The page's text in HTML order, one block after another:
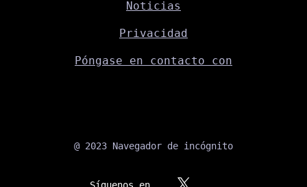
Noticias
Privacidad
Póngase en contacto con
@ 2023 Navegador de incógnito